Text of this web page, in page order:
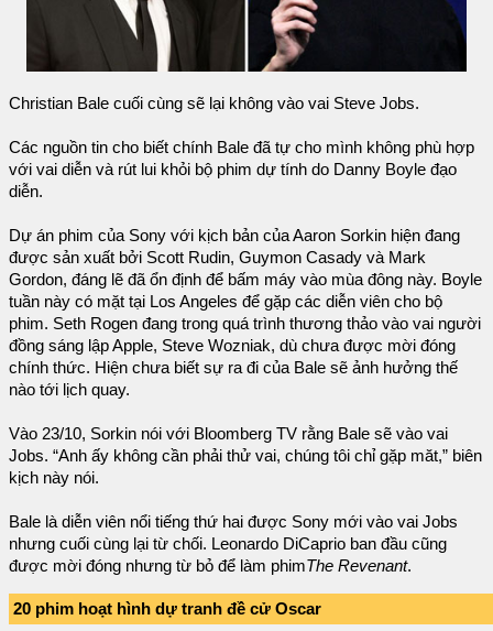
Christian Bale cuối cùng sẽ lại không vào vai Steve Jobs.
Các nguồn tin cho biết chính Bale đã tự cho mình không phù hợp
với vai diễn và rút lui khỏi bộ phim dự tính do Danny Boyle đạo
diễn.
Dự án phim của Sony với kịch bản của Aaron Sorkin hiện đang
được sản xuất bởi Scott Rudin, Guymon Casady và Mark
Gordon, đáng lẽ đã ổn định để bấm máy vào mùa đông này. Boyle
tuần này có mặt tại Los Angeles để gặp các diễn viên cho bộ
phim. Seth Rogen đang trong quá trình thương thảo vào vai người
đồng sáng lập Apple, Steve Wozniak, dù chưa được mời đóng
chính thức. Hiện chưa biết sự ra đi của Bale sẽ ảnh hưởng thế
nào tới lịch quay.
Vào 23/10, Sorkin nói với Bloomberg TV rằng Bale sẽ vào vai
Jobs. “Anh ấy không cần phải thử vai, chúng tôi chỉ gặp măt,” biên
kịch này nói.
Bale là diễn viên nổi tiếng thứ hai được Sony mới vào vai Jobs
nhưng cuối cùng lại từ chối. Leonardo DiCaprio ban đầu cũng
được mời đóng nhưng từ bỏ để làm phimThe Revenant.
20 phim hoạt hình dự tranh đề cử Oscar